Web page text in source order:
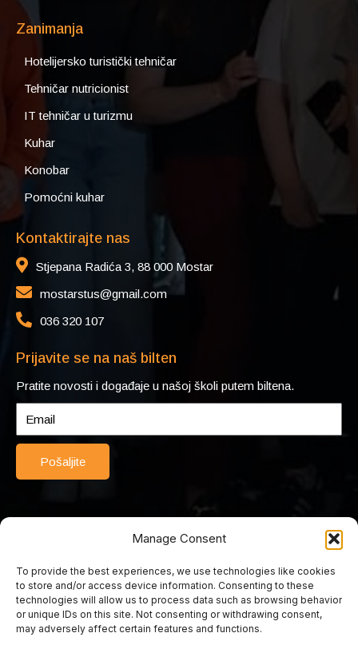
Manage Consent
To provide the best experiences, we use technologies like cookies
to store and/or access device information. Consenting to these
technologies will allow us to process data such as browsing behavior
or unique IDs on this site. Not consenting or withdrawing consent,
may adversely affect certain features and functions.
Zanimanja
Hotelijersko turistički tehničar
Tehničar nutricionist
IT tehničar u turizmu
Kuhar
Konobar
Pomoćni kuhar
Kontaktirajte nas
Stjepana Radića 3, 88 000 Mostar
mostarstus@gmail.com
036 320 107
Prijavite se na naš bilten
Pratite novosti i događaje u našoj školi putem biltena.
Pošaljite
© 2025 Srednja turističko-ugostiteljska škola Mostar. Sva prava
pridržana. Web by Rimac web studio.